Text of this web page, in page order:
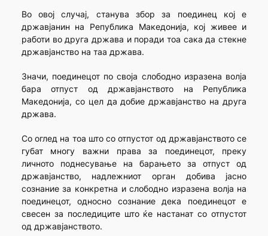
Во овој случај, станува збор за поединец кој е
државјанин на Република Македонија, кој живее и
работи во друга држава и поради тоа сака да стекне
државјанство на таа држава.
Значи, поединецот по своја слободно изразена волја
бара отпуст од државјанството на Република
Македонија, со цел да добие државјанство на друга
држава.
Со оглед на тоа што со отпустот од државјанството се
губат многу важни права за поединецот, преку
личното поднесување на барањето за отпуст од
државјанство, надлежниот орган добива јасно
сознание за конкретна и слободно изразена волја на
поединецот, односно сознание дека поединецот е
свесен за последиците што ќе настанат со отпустот
од државјанството.